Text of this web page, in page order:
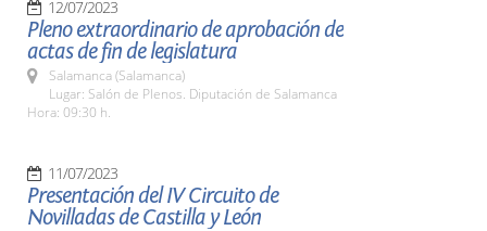
12/07/2023
Pleno extraordinario de aprobación de
actas de fin de legislatura
Salamanca (Salamanca)
Lugar: Salón de Plenos. Diputación de Salamanca
Hora: 09:30 h.
11/07/2023
Presentación del IV Circuito de
Novilladas de Castilla y León